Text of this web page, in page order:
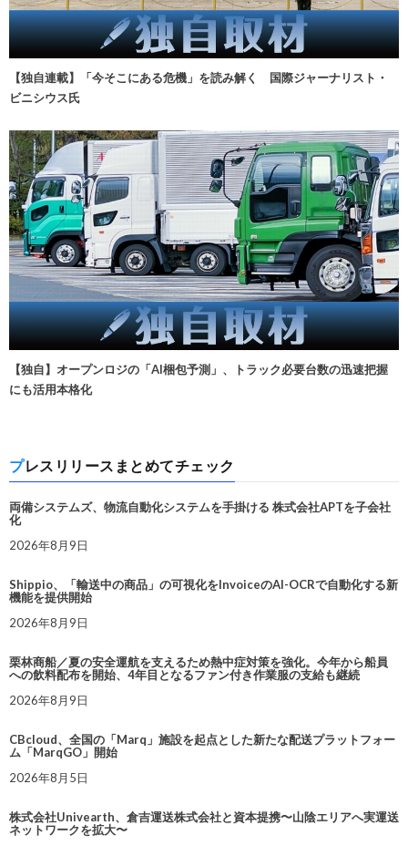
【独自連載】「今そこにある危機」を読み解く 国際ジャーナリスト・
ビニシウス氏
【独自】オープンロジの「AI梱包予測」、トラック必要台数の迅速把握
にも活用本格化
プレスリリースまとめてチェック
両備システムズ、物流自動化システムを手掛ける 株式会社APTを子会社
化
2026年8月9日
Shippio、「輸送中の商品」の可視化をInvoiceのAI-OCRで自動化する新
機能を提供開始
2026年8月9日
栗林商船／夏の安全運航を支えるため熱中症対策を強化。今年から船員
への飲料配布を開始、4年目となるファン付き作業服の支給も継続
2026年8月9日
CBcloud、全国の「Marq」施設を起点とした新たな配送プラットフォー
ム「MarqGO」開始
2026年8月5日
株式会社Univearth、倉吉運送株式会社と資本提携〜山陰エリアへ実運送
ネットワークを拡大〜